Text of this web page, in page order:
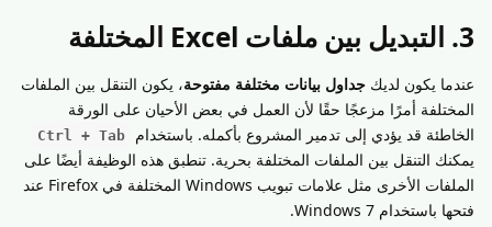
3. التبديل بين ملفات Excel المختلفة
عندما يكون لديك جداول بيانات مختلفة مفتوحة، يكون التنقل بين الملفات
المختلفة أمرًا مزعجًا حقًا لأن العمل في بعض الأحيان على الورقة
الخاطئة قد يؤدي إلى تدمير المشروع بأكمله. باستخدام
Ctrl + Tab
يمكنك التنقل بين الملفات المختلفة بحرية. تنطبق هذه الوظيفة أيضًا على
الملفات الأخرى مثل علامات تبويب Windows المختلفة في Firefox عند
فتحها باستخدام Windows 7.